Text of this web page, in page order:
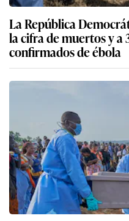
La República
la cifra de muertos y a
confirmados de ébola